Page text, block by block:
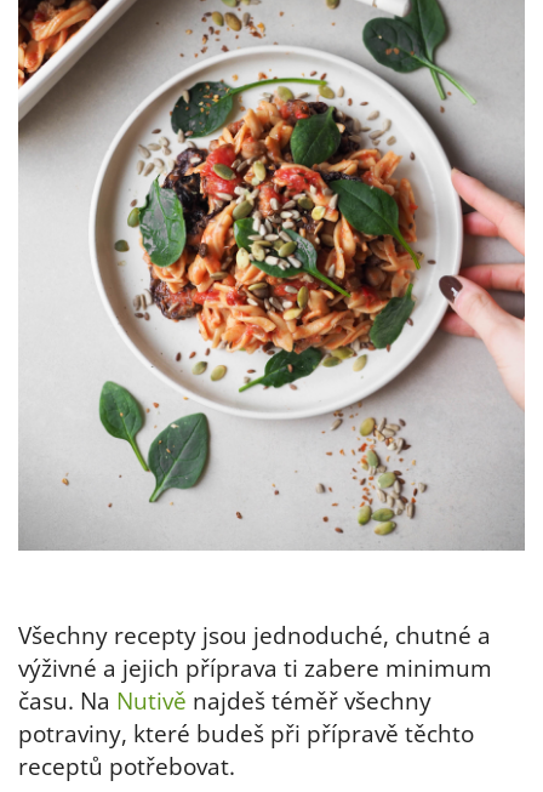
Všechny recepty jsou jednoduché, chutné a
výživné a jejich příprava ti zabere minimum
času. Na Nutivě najdeš téměř všechny
potraviny, které budeš při přípravě těchto
receptů potřebovat.